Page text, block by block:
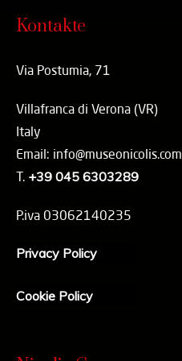
Kontakte
Via Postumia, 71
Villafranca di Verona (VR)
Italy
Email: info@museonicolis.com
T. +39 045 6303289
P.iva 03062140235
Privacy Policy
Cookie Policy